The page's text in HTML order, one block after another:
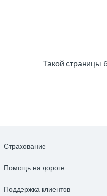
Такой страницы
Страхование
Помощь на дороге
Поддержка клиентов